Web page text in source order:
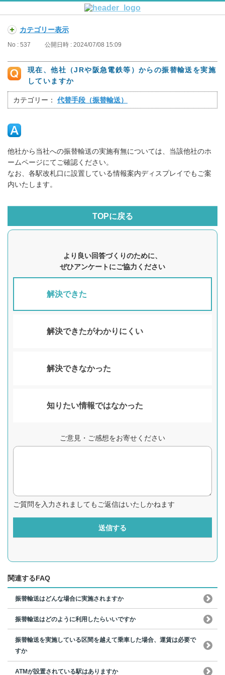
カテゴリー表示
No : 537 公開日時 : 2024/07/08 15:09
現在、他社（JRや阪急電鉄等）からの振替輸送を実施
していますか
カテゴリー： 代替手段（振替輸送）
他社から当社への振替輸送の実施有無については、当該他社のホ
ームページにてご確認ください。
なお、各駅改札口に設置している情報案内ディスプレイでもご案
内いたします。
TOPに戻る
より良い回答づくりのために、
ぜひアンケートにご協力ください
解決できた
解決できたがわかりにくい
解決できなかった
知りたい情報ではなかった
ご意見・ご感想をお寄せください
ご質問を入力されましてもご返信はいたしかねます
送信する
関連するFAQ
振替輸送はどんな場合に実施されますか
振替輸送はどのように利用したらいいですか
振替輸送を実施している区間を越えて乗車した場合、運賃は必要で
すか
ATMが設置されている駅はありますか